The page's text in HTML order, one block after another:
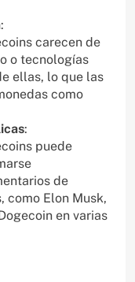
:
carecen de
o tecnologías
ellas, lo que las
como
:
puede
de
como Elon Musk,
en varias